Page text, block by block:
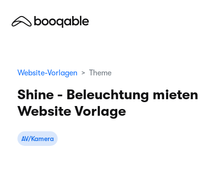
Website-Vorlagen Theme
Shine - Beleuchtung mieten
Website Vorlage
AV/Kamera